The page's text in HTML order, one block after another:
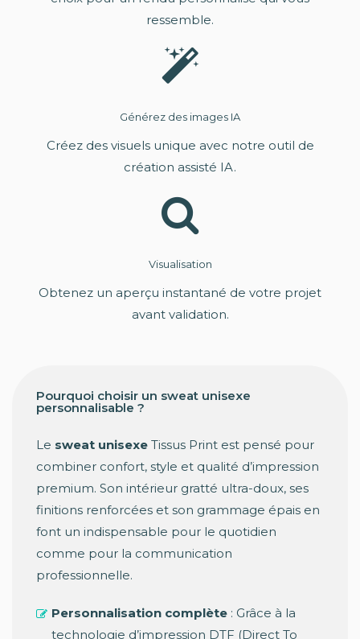
ressemble.
Générez des images IA
Créez des visuels unique avec notre outil de
création assisté IA.
Visualisation
Obtenez un aperçu instantané de votre projet
avant validation.
Pourquoi choisir un sweat unisexe
personnalisable ?
Le sweat unisexe Tissus Print est pensé pour
combiner confort, style et qualité d’impression
premium. Son intérieur gratté ultra-doux, ses
finitions renforcées et son grammage épais en
font un indispensable pour le quotidien
comme pour la communication
professionnelle.
Personnalisation complète : Grâce à la
technologie d’impression DTF (Direct To